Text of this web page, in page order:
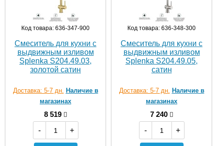
Код товара: 636-347-900
Смеситель для кухни с
выдвижным изливом
Splenka S204.49.03,
золотой сатин
Доставка: 5-7 дн. Наличие в
магазинах
8 519
-
+
Код товара: 636-348-300
Смеситель для кухни с
выдвижным изливом
Splenka S204.49.05,
сатин
Доставка: 5-7 дн. Наличие в
магазинах
7 240
-
+